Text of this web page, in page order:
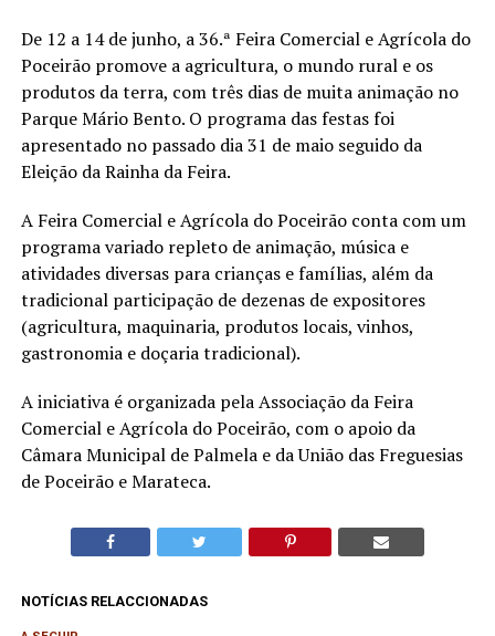
De 12 a 14 de junho, a 36.ª Feira Comercial e Agrícola do
Poceirão promove a agricultura, o mundo rural e os
produtos da terra, com três dias de muita animação no
Parque Mário Bento. O programa das festas foi
apresentado no passado dia 31 de maio seguido da
Eleição da Rainha da Feira.
A Feira Comercial e Agrícola do Poceirão conta com um
programa variado repleto de animação, música e
atividades diversas para crianças e famílias, além da
tradicional participação de dezenas de expositores
(agricultura, maquinaria, produtos locais, vinhos,
gastronomia e doçaria tradicional).
A iniciativa é organizada pela Associação da Feira
Comercial e Agrícola do Poceirão, com o apoio da
Câmara Municipal de Palmela e da União das Freguesias
de Poceirão e Marateca.
NOTÍCIAS RELACCIONADAS